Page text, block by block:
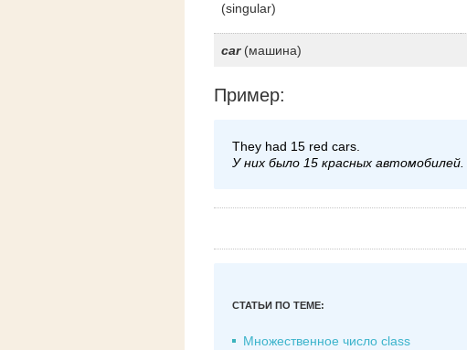
(singular)
car(машина)
Пример:
They had 15 red cars.
У них было 15 красных автомобилей.
СТАТЬИ ПО ТЕМЕ:
Множественное число class